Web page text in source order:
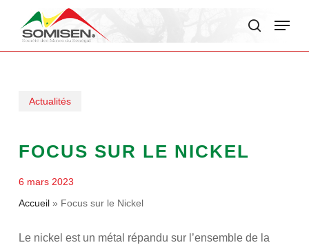
Menu
Actualités
FOCUS SUR LE NICKEL
6 mars 2023
Accueil» Focus sur le Nickel
Le nickel est un métal répandu sur l’ensemble de la